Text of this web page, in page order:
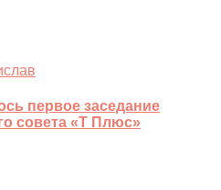
первое заседание
совета «Т Плюс»